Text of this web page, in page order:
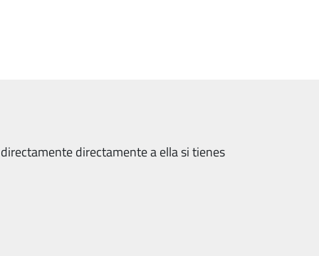
directamente a ella si tienes